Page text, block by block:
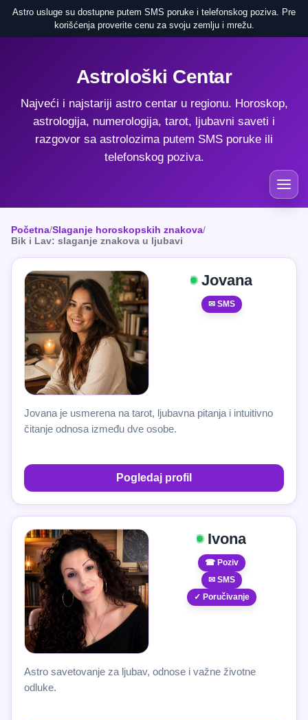
Astro usluge su dostupne putem SMS poruke i telefonskog poziva. Pre
korišćenja proverite cenu za svoju zemlju i mrežu.
Astrološki Centar
Najveći i najstariji astro centar u regionu. Horoskop,
astrologija, numerologija, tarot, ljubavni saveti i
razgovor sa astrolozima putem SMS poruke ili
telefonskog poziva.
Početna/Slaganje horoskopskih znakova/
Bik i Lav: slaganje znakova u ljubavi
Jovana
✉ SMS
Jovana je usmerena na tarot, ljubavna pitanja i intuitivno
čitanje odnosa između dve osobe.
Pogledaj profil
Ivona
☎ Poziv
✉ SMS
✓ Poručivanje
Astro savetovanje za ljubav, odnose i važne životne
odluke.